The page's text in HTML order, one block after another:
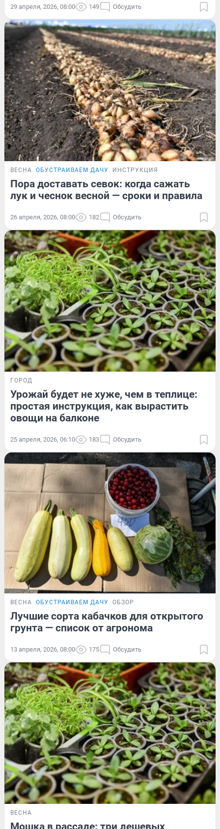
29 апреля, 2026, 08:00 149 Обсудить
ВЕСНА ОБУСТРАИВАЕМ ДАЧУ ИНСТРУКЦИЯ
Пора доставать севок: когда сажать
лук и чеснок весной — сроки и правила
26 апреля, 2026, 08:00 182 Обсудить
ГОРОД
Урожай будет не хуже, чем в теплице:
простая инструкция, как вырастить
овощи на балконе
25 апреля, 2026, 06:10 183 Обсудить
ВЕСНА ОБУСТРАИВАЕМ ДАЧУ ОБЗОР
Лучшие сорта кабачков для открытого
грунта — список от агронома
13 апреля, 2026, 08:00 175 Обсудить
ВЕСНА
Мошка в рассаде: три дешевых